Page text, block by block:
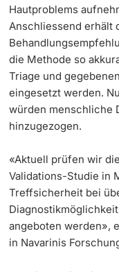
Hautproblems
Anschliessend erhält
die Methode so
Triage und
eingesetzt werden.
würden menschliche
hinzugezogen.
«Aktuell prüfen wir
Validations-Studie in
Treffsicherheit bei
angeboten werden»,
in Navarinis